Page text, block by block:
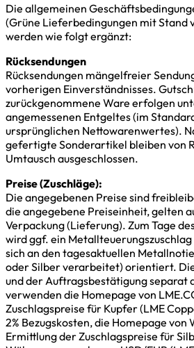
Die allgemeinen
(Grüne Lieferbedingungen mit Stand
werden wie folgt ergänzt:
Rücksendungen
Rücksendungen mängelfreier
vorherigen Einverständnisses.
zurückgenommene Ware erfolgen
angemessenen Entgeltes (im
ursprünglichen Nettowarenwertes).
gefertigte Sonderartikel bleiben von
Umtausch ausgeschlossen.
Preise (Zuschläge):
Die angegebenen Preise sind
die angegebene Preiseinheit, gelten
Verpackung (Lieferung). Zum Tage
wird ggf. ein
sich an den tagesaktuellen
oder Silber verarbeitet) orientiert.
und der Auftragsbestätigung separat
verwenden die Homepage von
Zuschlagspreise für Kupfer (LME
2% Bezugskosten, die Homepage von
Ermittlung der Zuschlagspreise für